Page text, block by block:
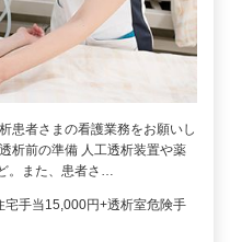
患者さまの看護業務をお願いし
析前の準備 人工透析装置や薬
。また、患者さ…
宅手当15,000円+透析室危険手